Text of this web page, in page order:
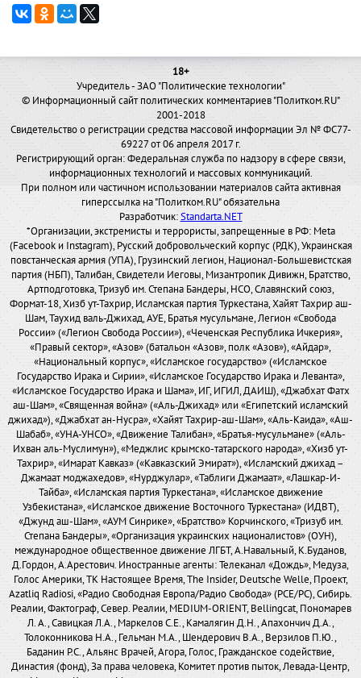
18+
Учредитель - ЗАО "Политические технологии"
© Информационный сайт политических комментариев "Политком.RU"
2001-2018
Свидетельство о регистрации средства массовой информации Эл № ФС77-
69227 от 06 апреля 2017 г.
Регистрирующий орган: Федеральная служба по надзору в сфере связи,
информационных технологий и массовых коммуникаций.
При полном или частичном использовании материалов сайта активная
гиперссылка на "Политком.RU" обязательна
Разработчик:Standarta.NET
*Организации, экстремисты и террористы, запрещенные в РФ: Meta
(Facebook и Instagram), Русский добровольческий корпус (РДК), Украинская
повстанческая армия (УПА), Грузинский легион, Национал-Большевистская
партия (НБП), Талибан, Свидетели Иеговы, Мизантропик Дивижн, Братство,
Артподготовка, Тризуб им. Степана Бандеры, НСО, Славянский союз,
Формат-18, Хизб ут-Тахрир, Исламская партия Туркестана, Хайят Тахрир аш-
Шам, Таухид валь-Джихад, АУЕ, Братья мусульмане, Легион «Свобода
России» («Легион Свобода России»), «Чеченская Республика Ичкерия»,
«Правый сектор», «Азов» (батальон «Азов», полк «Азов»), «Айдар»,
«Национальный корпус», «Исламское государство» («Исламское
Государство Ирака и Сирии», «Исламское Государство Ирака и Леванта»,
«Исламское Государство Ирака и Шама», ИГ, ИГИЛ, ДАИШ), «Джабхат Фатх
аш-Шам», «Священная война» («Аль-Джихад» или «Египетский исламский
джихад»), «Джабхат ан-Нусра», «Хайят Тахрир-аш-Шам», «Аль-Каида», «Аш-
Шабаб», «УНА-УНСО», «Движение Талибан», «Братья-мусульмане» («Аль-
Ихван аль-Муслимун»), «Меджлис крымско-татарского народа», «Хизб ут-
Тахрир», «Имарат Кавказ» («Кавказский Эмират»), «Исламский джихад –
Джамаат моджахедов», «Нурджулар», «Таблиги Джамаат», «Лашкар-И-
Тайба», «Исламская партия Туркестана», «Исламское движение
Узбекистана», «Исламское движение Восточного Туркестана» (ИДВТ),
«Джунд аш-Шам», «АУМ Синрике», «Братство» Корчинского, «Тризуб им.
Степана Бандеры», «Организация украинских националистов» (ОУН),
международное общественное движение ЛГБТ, А.Навальный, К.Буданов,
Д.Гордон, А.Арестович. Иностранные агенты: Телеканал «Дождь», Медуза,
Голос Америки, ТК Настоящее Время, The Insider, Deutsche Welle, Проект,
Azatliq Radiosi, «Радио Свободная Европа/Радио Свобода» (PCE/PC), Сибирь.
Реалии, Фактограф, Север. Реалии, MEDIUM-ORIENT, Bellingcat, Пономарев
Л. А., Савицкая Л.А., Маркелов С.Е., Камалягин Д.Н., Апахончич Д.А.,
Толоконникова Н.А., Гельман М.А., Шендерович В.А., Верзилов П.Ю.,
Баданин Р.С., Альянс Врачей, Агора, Голос, Гражданское содействие,
Династия (фонд), За права человека, Комитет против пыток, Левада-Центр,